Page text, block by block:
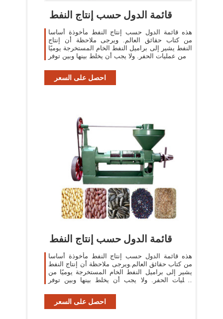
قائمة الدول حسب إنتاج النفط
هذه قائمة الدول حسب إنتاج النفط مأخوذة أساسا
من كتاب حقائق العالم. ويرجى ملاحظة أن إنتاج
النفط يشير إلى براميل النفط الخام المستخرجة يوميًا
من عمليات الحفر. ولا يجب أن يخلط بينها وبين توفر
احصل على السعر
قائمة الدول حسب إنتاج النفط
هذه قائمة الدول حسب إنتاج النفط مأخوذة أساسا
من كتاب حقائق العالم.ويرجى ملاحظة أن إنتاج النفط
يشير إلى براميل النفط الخام المستخرجة يوميًا من
عمليات الحفر. ولا يجب أن يخلط بينها وبين توفر
احصل على السعر